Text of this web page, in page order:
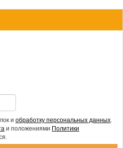
и обработку персональных данных
и положениями Политики